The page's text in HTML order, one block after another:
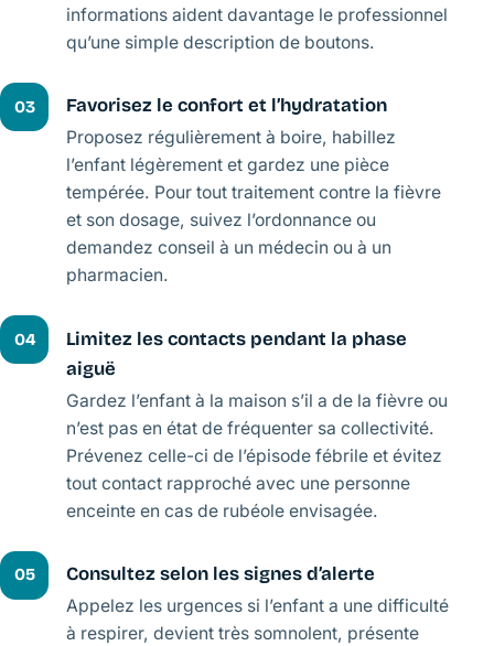
informations aident davantage le professionnel
qu’une simple description de boutons.
03 Favorisez le confort et l’hydratation
Proposez régulièrement à boire, habillez
l’enfant légèrement et gardez une pièce
tempérée. Pour tout traitement contre la fièvre
et son dosage, suivez l’ordonnance ou
demandez conseil à un médecin ou à un
pharmacien.
04
Limitez les contacts pendant la phase
aiguë
Gardez l’enfant à la maison s’il a de la fièvre ou
n’est pas en état de fréquenter sa collectivité.
Prévenez celle-ci de l’épisode fébrile et évitez
tout contact rapproché avec une personne
enceinte en cas de rubéole envisagée.
05 Consultez selon les signes d’alerte
Appelez les urgences si l’enfant a une difficulté
à respirer, devient très somnolent, présente